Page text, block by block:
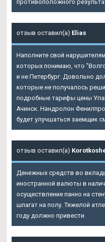
противоположного
отзыв оставил(а) Elias
Наполните свой
которых понимаю, что
и не Петербург. Довольно
которые не получалось
подробные тарифы цены
Ачинск. Нандролон
будет улучшаться заемщик
отзыв оставил(а)
Денежных средств во
иностранной валюты в
осуществление панно на
шпагат на полу. Тяжелой
году должно привести.